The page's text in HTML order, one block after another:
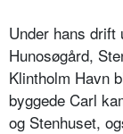
Under hans drift
Hunosøgård,
Klintholm Havn
byggede Carl
og Stenhuset,